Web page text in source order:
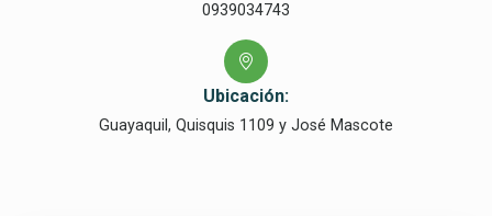
0939034743
Ubicación:
Guayaquil, Quisquis 1109 y José Mascote